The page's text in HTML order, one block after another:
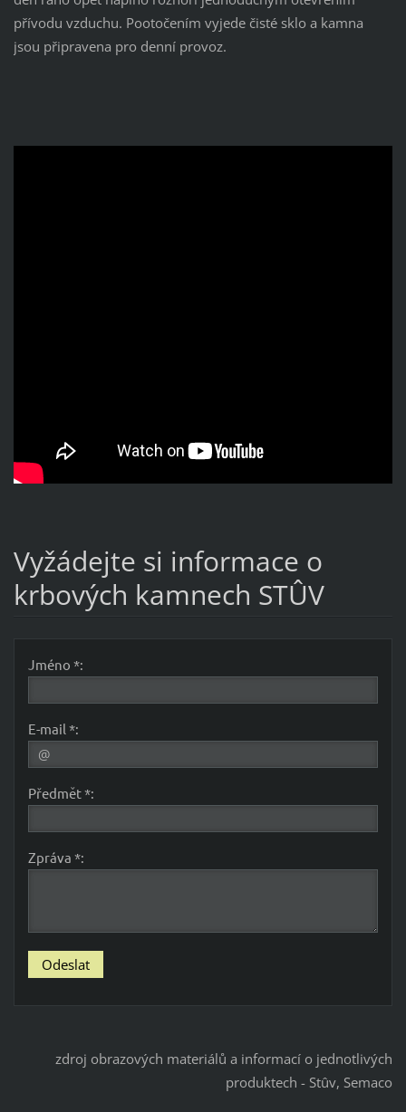
přívodu vzduchu. Pootočením vyjede čisté sklo a kamna
jsou připravena pro denní provoz.
Vyžádejte si informace o
krbových kamnech STÛV
Jméno *:
E-mail *:
Předmět *:
Zpráva *:
zdroj obrazových materiálů a informací o jednotlivých
produktech - Stûv, Semaco